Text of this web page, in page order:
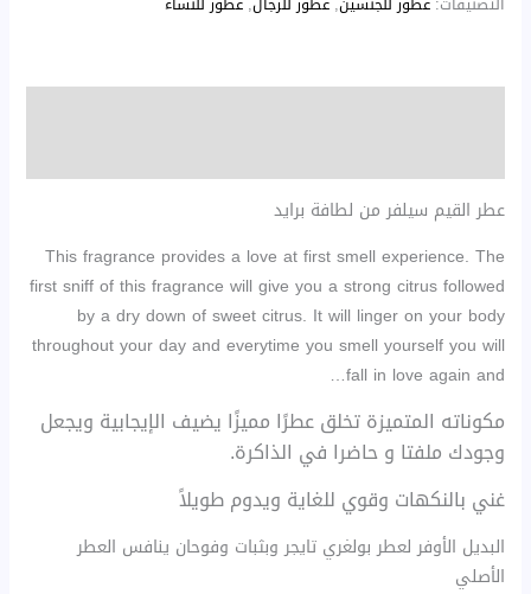
عطر القيم سيلفر من لطافة برايد
This fragrance provides a love at first smell experience. The
first sniff of this fragrance will give you a strong citrus followed
by a dry down of sweet citrus. It will linger on your body
throughout your day and everytime you smell yourself you will
fall in love again and…
مكوناته المتميزة تخلق عطرًا مميزًا يضيف الإيجابية ويجعل
وجودك ملفتا و حاضرا في الذاكرة.
غني بالنكهات وقوي للغاية ويدوم طويلاً
البديل الأوفر لعطر بولغري تايجر وبثبات وفوحان ينافس العطر
الأصلي